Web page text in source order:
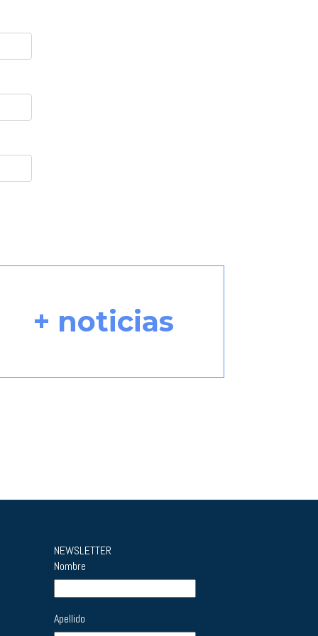
+ noticias
NEWSLETTER
Nombre
Apellido